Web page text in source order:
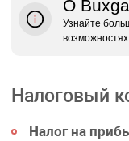
О
Узнайте
возможностях
Налоговый
Налог на